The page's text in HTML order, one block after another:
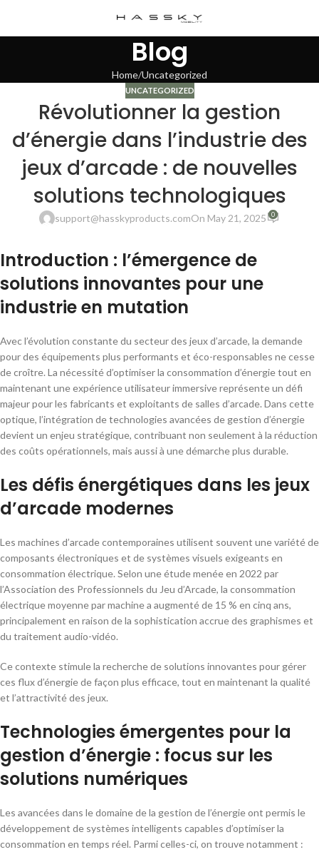
Blog
Home Uncategorized
UNCATEGORIZED
Révolutionner la gestion
d’énergie dans l’industrie des
jeux d’arcade : de nouvelles
solutions technologiques
support@hasskyproducts.comOn May 21, 2025 0
Introduction : l’émergence de
solutions innovantes pour une
industrie en mutation
Avec l’évolution constante du secteur des jeux d’arcade, la demande
pour des équipements plus performants et éco-responsables ne cesse
de croître. La nécessité d’optimiser la consommation d’énergie tout en
maintenant une expérience utilisateur immersive représente un défi
majeur pour les fabricants et exploitants de salles d’arcade. Dans cette
optique, l’intégration de technologies avancées de gestion d’énergie
devient un enjeu stratégique, contribuant non seulement à la réduction
des coûts opérationnels, mais aussi à une démarche plus durable.
Les défis énergétiques dans les jeux
d’arcade modernes
Les machines d’arcade contemporaines utilisent souvent une variété de
composants électroniques et de systèmes visuels exigeants en
consommation électrique. Selon une étude menée en 2022 par
l’Association des Professionnels du Jeu d’Arcade, la consommation
électrique moyenne par machine a augmenté de 15 % en cinq ans,
principalement en raison de la sophistication accrue des graphismes et
du traitement audio-vidéo.
Ce contexte stimule la recherche de solutions innovantes pour gérer
ces flux d’énergie de façon plus efficace, tout en maintenant la qualité
et l’attractivité des jeux.
Technologies émergentes pour la
gestion d’énergie : focus sur les
solutions numériques
Les avancées dans le domaine de la gestion de l’énergie ont permis le
développement de systèmes intelligents capables d’optimiser la
consommation en temps réel. Parmi celles-ci, on trouve notamment :